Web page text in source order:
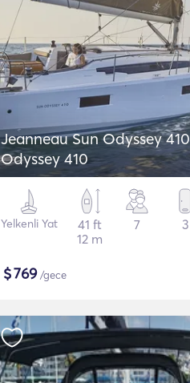
Jeanneau Sun Odyssey 410 Sun
Odyssey 410
Yelkenli Yat
41 ft
12 m
7 3
$769/gece